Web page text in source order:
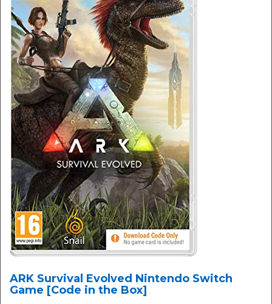
ARK Survival Evolved Nintendo Switch
Game [Code in the Box]